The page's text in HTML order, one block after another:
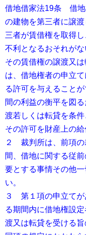
借地借家法19条 借地
の建物を第三者に譲
三者が賃借権を取得
不利となるおそれが
その賃借権の譲渡又
は、借地権者の申立
る許可を与えること
間の利益の衡平を図
渡若しくは転貸を条
その許可を財産上の
２ 裁判所は、前項の
間、借地に関する従
要とする事情その他
い。
３ 第１項の申立てが
る期間内に借地権設
渡又は転貸を受ける